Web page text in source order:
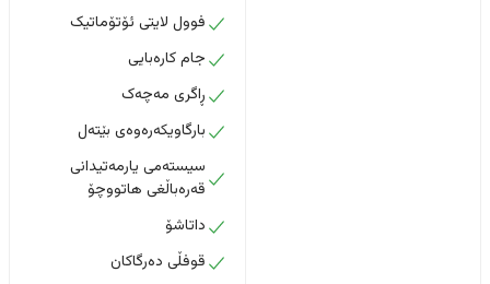
فوول لایتی ئۆتۆماتیک
جام کارەبایی
ڕاگری مەچەک
بارگاویکەرەوەی بێتەل
سیستەمی یارمەتیدانی
قەرەباڵغی هاتووچۆ
داتاشۆ
قوفڵی دەرگاکان